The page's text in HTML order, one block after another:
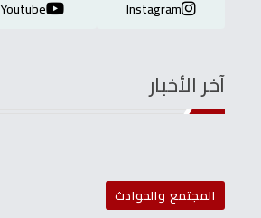
Instagram
Youtube
آخر الأخبار
المجتمع والحوادث